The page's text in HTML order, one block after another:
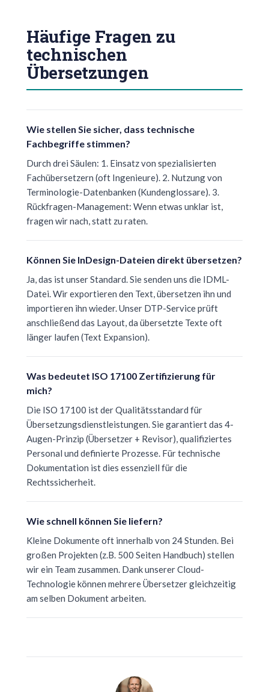
Häufige Fragen zu
technischen
Übersetzungen
Wie stellen Sie sicher, dass technische
Fachbegriffe stimmen?
Durch drei Säulen: 1. Einsatz von spezialisierten
Fachübersetzern (oft Ingenieure). 2. Nutzung von
Terminologie-Datenbanken (Kundenglossare). 3.
Rückfragen-Management: Wenn etwas unklar ist,
fragen wir nach, statt zu raten.
Können Sie InDesign-Dateien direkt übersetzen?
Ja, das ist unser Standard. Sie senden uns die IDML-
Datei. Wir exportieren den Text, übersetzen ihn und
importieren ihn wieder. Unser DTP-Service prüft
anschließend das Layout, da übersetzte Texte oft
länger laufen (Text Expansion).
Was bedeutet ISO 17100 Zertifizierung für
mich?
Die ISO 17100 ist der Qualitätsstandard für
Übersetzungsdienstleistungen. Sie garantiert das 4-
Augen-Prinzip (Übersetzer + Revisor), qualifiziertes
Personal und definierte Prozesse. Für technische
Dokumentation ist dies essenziell für die
Rechtssicherheit.
Wie schnell können Sie liefern?
Kleine Dokumente oft innerhalb von 24 Stunden. Bei
großen Projekten (z.B. 500 Seiten Handbuch) stellen
wir ein Team zusammen. Dank unserer Cloud-
Technologie können mehrere Übersetzer gleichzeitig
am selben Dokument arbeiten.